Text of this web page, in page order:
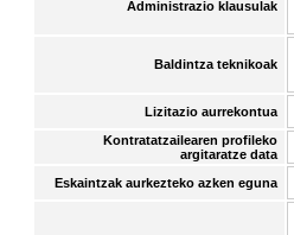
Administrazio klausulak
Baldintza teknikoak
Lizitazio aurrekontua
Kontratatzailearen profileko
argitaratze data
Eskaintzak aurkezteko azken eguna